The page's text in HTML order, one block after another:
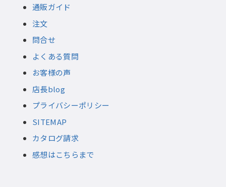
通販ガイド
注文
問合せ
よくある質問
お客様の声
店長blog
プライバシーポリシー
SITEMAP
カタログ請求
感想はこちらまで